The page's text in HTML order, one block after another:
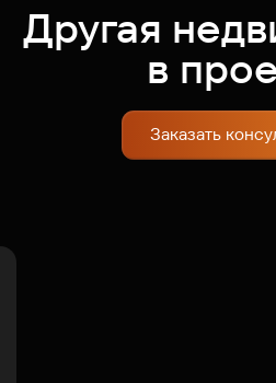
Другая
в
Заказать